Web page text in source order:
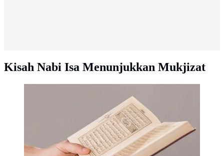
Kisah Nabi Isa Menunjukkan Mukjizat